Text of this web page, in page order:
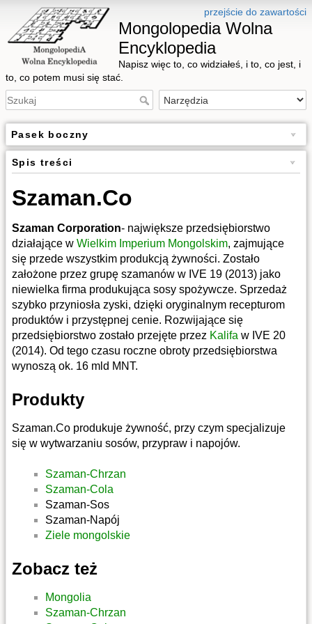
przejście do zawartości
Mongolopedia Wolna
Encyklopedia
Napisz więc to, co widziałeś, i to, co jest, i
to, co potem musi się stać.
Pasek boczny
Spis treści
Szaman.Co
Szaman Corporation- największe przedsiębiorstwo
działające w Wielkim Imperium Mongolskim, zajmujące
się przede wszystkim produkcją żywności. Zostało
założone przez grupę szamanów w IVE 19 (2013) jako
niewielka firma produkująca sosy spożywcze. Sprzedaż
szybko przyniosła zyski, dzięki oryginalnym recepturom
produktów i przystępnej cenie. Rozwijające się
przedsiębiorstwo zostało przejęte przez Kalifa w IVE 20
(2014). Od tego czasu roczne obroty przedsiębiorstwa
wynoszą ok. 16 mld MNT.
Produkty
Szaman.Co produkuje żywność, przy czym specjalizuje
się w wytwarzaniu sosów, przypraw i napojów.
Szaman-Chrzan
Szaman-Cola
Szaman-Sos
Szaman-Napój
Ziele mongolskie
Zobacz też
Mongolia
Szaman-Chrzan